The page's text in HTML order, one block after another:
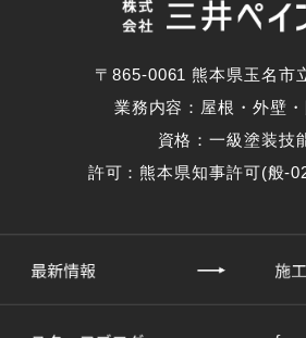
〒865-0061 熊本県玉名市
業務内容：屋根・外壁
資格：一級塗装技
許可：熊本県知事許可(般-